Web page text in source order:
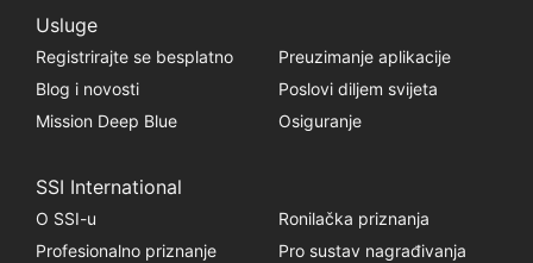
Usluge
Registrirajte se besplatno
Preuzimanje aplikacije
Blog i novosti
Poslovi diljem svijeta
Mission Deep Blue
Osiguranje
SSI International
O SSI-u
Ronilačka priznanja
Profesionalno priznanje
Pro sustav nagrađivanja